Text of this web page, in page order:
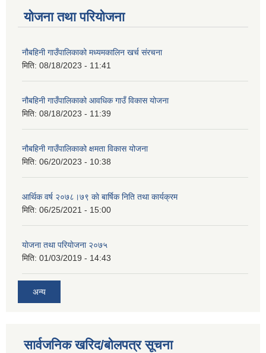
योजना तथा परियोजना
नौबहिनी गाउँपालिकाको मध्यमकालिन खर्च संरचना
मिति: 08/18/2023 - 11:41
नौबहिनी गाउँपालिकाको आवधिक गाउँ विकास योजना
मिति: 08/18/2023 - 11:39
नौबहिनी गाउँपालिकाको क्षमता विकास योजना
मिति: 06/20/2023 - 10:38
आर्थिक वर्ष २०७८।७९ काे बार्षिक निति तथा कार्यक्रम
मिति: 06/25/2021 - 15:00
याेजना तथा परियाेजना २०७५
मिति: 01/03/2019 - 14:43
अन्य
सार्वजनिक खरिद/बोलपत्र सूचना